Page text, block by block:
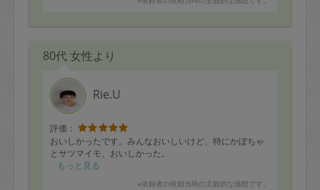
やったらこんな旨味が出るんだろう…？」という美味し
また来週も宜しくお願い致します。
80代 女性より
Rie.U
評価：
おいしかったです。みんなおいしいけど、特にかぼちゃ
とサツマイモ、おいしかった。
もっと見る
※依頼者の依頼当時の主観的な感想です。